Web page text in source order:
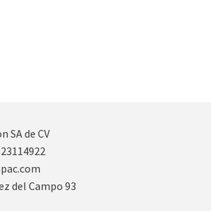
SA de CV
del Campo 93